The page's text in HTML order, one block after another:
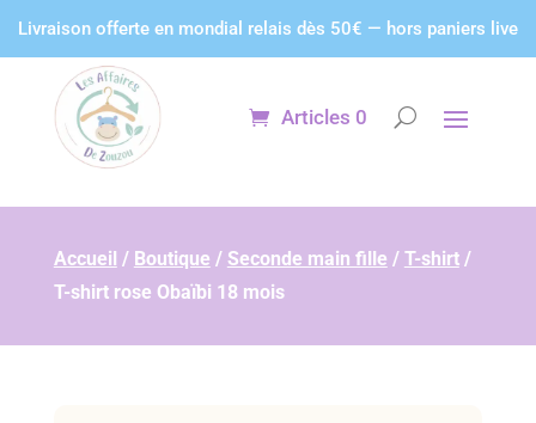
Livraison offerte en mondial relais dès 50€ — hors paniers live
Articles 0
Accueil / Boutique / Seconde main fille / T-shirt/
T-shirt rose Obaïbi 18 mois
Panneau de gestion des cookies